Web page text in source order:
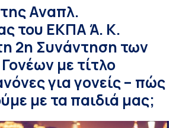
Αναπλ.
του ΕΚΠΑ Ά. Κ.
2η Συνάντηση των
με τίτλο
για γονείς – πώς
με τα παιδιά μας;